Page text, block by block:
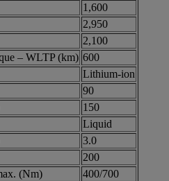
1,600
2,950
2,100
– WLTP (km) 600
Lithium-ion
90
150
Liquid
3.0
200
(Nm)
400/700